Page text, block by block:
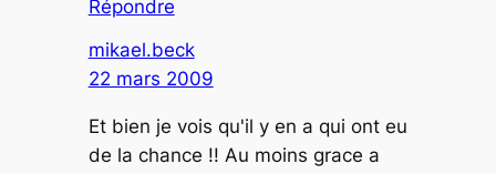
Répondre
mikael.beck
22 mars 2009
Et bien je vois qu'il y en a qui ont eu
de la chance !! Au moins grace a